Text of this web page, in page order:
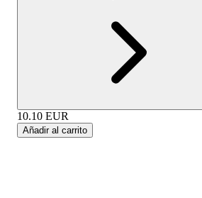
10.10 EUR
Añadir al carrito